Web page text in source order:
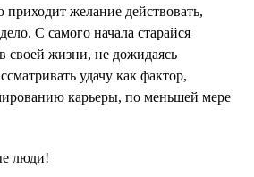
приходит желание действовать,
С самого начала старайся
своей жизни, не дожидаясь
удачу как фактор,
карьеры, по меньшей мере
люди!